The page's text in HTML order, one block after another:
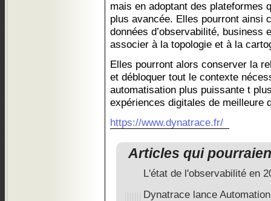
mais en adoptant des plateformes
plus avancée. Elles pourront ainsi
données d’observabilité, business
associer à la topologie et à la
Elles pourront alors conserver la
et débloquer tout le contexte
automatisation plus puissante t
expériences digitales de meilleure
https://www.dynatrace.fr/
Articles qui
L'état de l'observabilité en
Dynatrace lance